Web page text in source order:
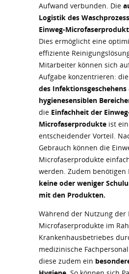
Aufwand verbunden. Die
Logistik des
Einweg-
Dies ermöglicht eine
effiziente
Mitarbeiter können sich
Aufgabe konzentrieren: die
des Infektionsgeschehens
hygienesensiblen
die Einfachheit der
Microfaserprodukte ist ein
entscheidender Vorteil.
Gebrauch können die
Microfaserprodukte
werden. Zudem benötigen
keine oder weniger
mit den Produkten.
Während der Nutzung der
Microfaserprodukte im
Krankenhausbetriebes
medizinische
diese zudem ein